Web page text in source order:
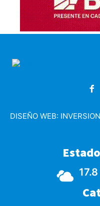
DISEÑO WEB:
17.8